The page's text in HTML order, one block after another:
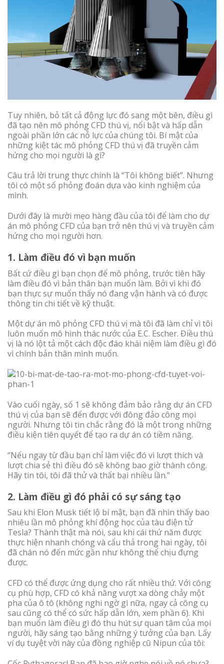
Tuy nhiên, bỏ tất cả động lực đó sang một bên, điều gì
đã tạo nên mô phỏng CFD thú vị, nổi bật và hấp dẫn
ngoài phần lớn các nỗ lực của chúng tôi. Bí mật của
những kiệt tác mô phỏng CFD thú vị đã truyền cảm
hứng cho mọi người là gì?
Câu trả lời trung thực chính là “Tôi không biết”. Nhưng
tôi có một số phỏng đoán dựa vào kinh nghiệm của
mình.
Dưới đây là mười mẹo hàng đầu của tôi để làm cho dự
án mô phỏng CFD của bạn trở nên thú vị và truyền cảm
hứng cho mọi người hơn.
1. Làm điều đó vì bạn muốn
Bất cứ điều gì bạn chọn để mô phỏng, trước tiên hãy
làm điều đó vì bản thân bạn muốn làm. Bởi vì khi đó
bạn thực sự muốn thấy nó đang vận hành và có được
thông tin chi tiết về kỹ thuật.
Một dự án mô phỏng CFD thú vị mà tôi đã làm chỉ vì tôi
luôn muốn mô hình thác nước của E.C. Escher. Điều thú
vị là nó lột tả một cách độc đáo khái niệm làm điều gì đó
vì chính bản thân mình muốn.
Vào cuối ngày, số 1 sẽ không đảm bảo rằng dự án CFD
thú vị của bạn sẽ đến được với đông đảo công mọi
người. Nhưng tôi tin chắc rằng đó là một trong những
điều kiện tiên quyết để tạo ra dự án có tiềm năng.
‘’Nếu ngay từ đầu bạn chỉ làm việc đó vì lượt thích và
lượt chia sẻ thì điều đó sẽ không bao giờ thành công.
Hãy tin tôi, tôi đã thử và thất bại nhiều lần.”
2. Làm điều gì đó phải có sự sáng tạo
Sau khi Elon Musk tiết lộ bí mật, bạn đã nhìn thấy bao
nhiêu lần mô phỏng khí động học của tàu điện tử
Tesla? Thành thật mà nói, sau khi cái thứ năm được
thực hiện nhanh chóng và cẩu thả trong hai ngày, tôi
đã chán nó đến mức gần như không thể chịu đựng
được.
CFD có thể được ứng dụng cho rất nhiều thứ. Với công
cụ phù hợp, CFD có khả năng vượt xa dòng chảy một
pha của ô tô (không nghi ngờ gì nữa, ngay cả công cụ
sau cũng có thể có sức hấp dẫn lớn, xem phần 6). Khi
bạn muốn làm điều gì đó thu hút sự quan tâm của mọi
người, hãy sáng tạo bằng những ý tưởng của bạn. Lấy
ví dụ tuyệt vời này của đồng nghiệp cũ Nipun của tôi: